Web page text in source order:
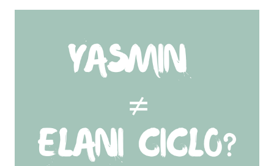
Se o esquecimento ocorrer entre o 18° e o 24°
comprimido a mulher deve iniciar nova cartela ou carteira
esquecimento ocorrer entre o 25° e o 26° comprimido a
tomando os restantes. Se...